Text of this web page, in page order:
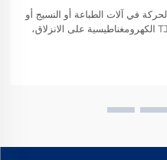
في آلات الطباعة أو النسيج أو
الكيماويات؟ تقضي قوابض TJ-A الكهرومغناطيسية على الانزلاق،
الرائدة عالميًا موثوقية بنسبة